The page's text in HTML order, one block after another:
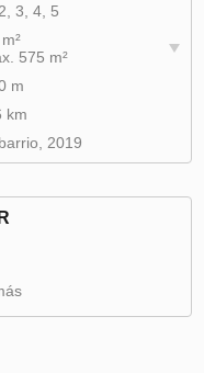
3, 4, 5
575 m²
m
km
2019